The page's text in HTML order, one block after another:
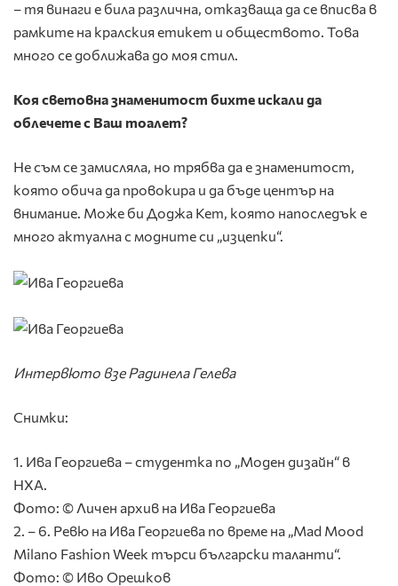
– тя винаги е била различна, отказваща да се вписва в
рамките на кралския етикет и обществото. Това
много се доближава до моя стил.
Коя световна знаменитост бихте искали да
облечете с Ваш тоалет?
Не съм се замисляла, но трябва да е знаменитост,
която обича да провокира и да бъде център на
внимание. Може би Доджа Кет, която напоследък е
много актуална с модните си „изцепки“.
Интервюто взе Радинела Гелева
Снимки:
1. Ива Георгиева – студентка по „Моден дизайн“ в
НХА.
Фото: © Личен архив на Ива Георгиева
2. – 6. Ревю на Ива Георгиева по време на „Mad Mood
Milano Fashion Week търси български таланти“.
Фото: © Иво Орешков